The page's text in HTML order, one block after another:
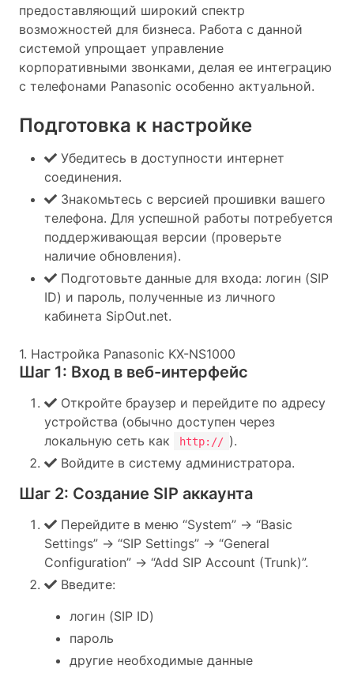
предоставляющий широкий спектр
возможностей для бизнеса. Работа с данной
системой упрощает управление
корпоративными звонками, делая ее интеграцию
с телефонами Panasonic особенно актуальной.
Подготовка к настройке
Убедитесь в доступности интернет
соединения.
Знакомьтесь с версией прошивки вашего
телефона. Для успешной работы потребуется
поддерживающая версии (проверьте
наличие обновления).
Подготовьте данные для входа: логин (SIP
ID) и пароль, полученные из личного
кабинета SipOut.net.
1. Настройка Panasonic KX-NS1000
Шаг 1: Вход в веб-интерфейс
Откройте браузер и перейдите по адресу
устройства (обычно доступен через
локальную сеть как
http:// ).
Войдите в систему администратора.
Шаг 2: Создание SIP аккаунта
Перейдите в меню “System” -> “Basic
Settings” -> “SIP Settings” -> “General
Configuration” -> “Add SIP Account (Trunk)”.
Введите:
логин (SIP ID)
пароль
другие необходимые данные